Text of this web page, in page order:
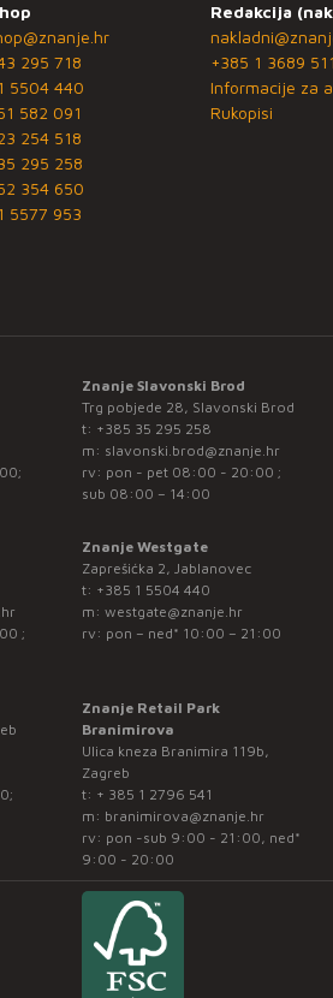
295 718
5504 440
582 091
254 518
295 258
354 650
5577 953
Redakcija
+385 1 3689 511
Informacije za
Rukopisi
Znanje Slavonski Brod
Trg pobjede 28, Slavonski Brod
t: +385 35 295 258
m: slavonski.brod@znanje.hr
rv: pon - pet 08:00 - 20:00 ;
sub 08:00 – 14:00
;
Znanje Westgate
Zaprešićka 2, Jablanovec
t: +385 1 5504 440
m: westgate@znanje.hr
rv: pon – ned* 10:00 – 21:00
Znanje Retail Park
Branimirova
Ulica kneza Branimira 119b,
Zagreb
t: + 385 1 2796 541
m: branimirova@znanje.hr
rv: pon -sub 9:00 - 21:00, ned*
9:00 - 20:00